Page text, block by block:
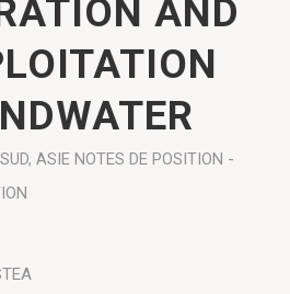
AND
,ASIE NOTES DE POSITION -